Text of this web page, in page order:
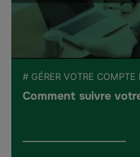
# GÉRER VOTRE COMPTE
Comment suivre